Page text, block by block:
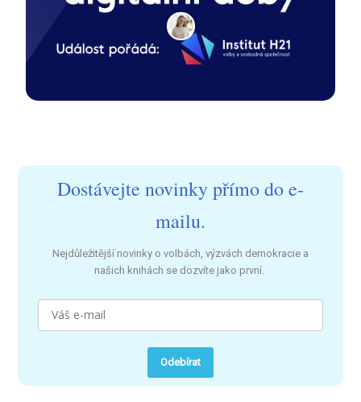
Dostávejte novinky přímo do e-
mailu.
Nejdůležitější novinky o volbách, výzvách demokracie a
našich knihách se dozvíte jako první.
Odebírat